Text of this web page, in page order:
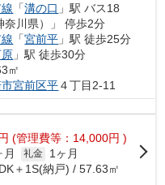
「溝の口 」駅 バス18
奈川県）」 停歩2分
「宮前平 」駅 徒歩25分
」駅 徒歩30分
㎡
市宮前区平４丁目2-11
(管理費等：14,000円 )
月 礼金
1ヶ月
＋1S(納戸) / 57.63㎡